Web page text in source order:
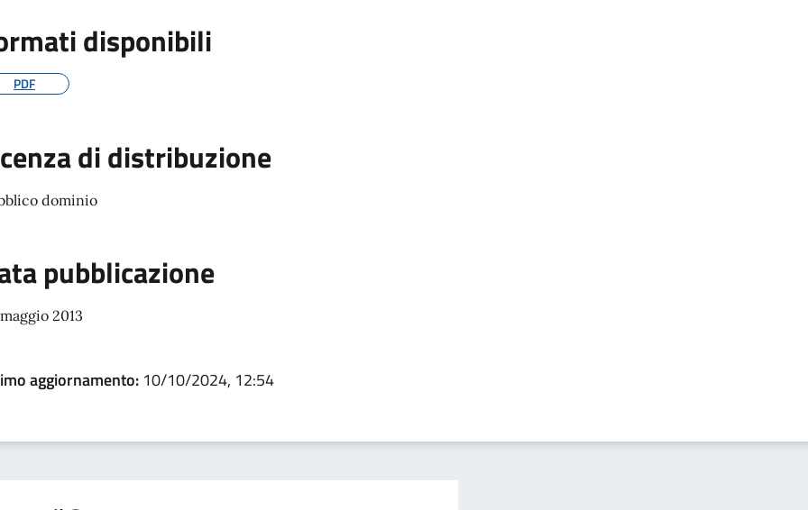
disponibili
PDF
di distribuzione
dominio
pubblicazione
2013
aggiornamento: 10/10/2024, 12:54